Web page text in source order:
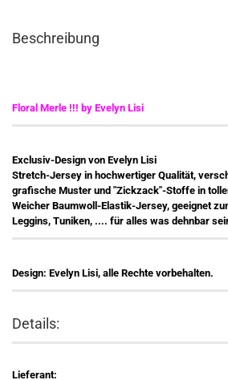
Beschreibung
Floral Merle !!! by Evelyn Lisi
Exclusiv-Design von Evelyn Lisi
Stretch-Jersey in hochwertiger Qualität,
grafische Muster und "Zickzack"-Stoffe in
Weicher Baumwoll-Elastik-Jersey, geeignet
Leggins, Tuniken, .... für alles was dehnbar
Design: Evelyn Lisi, alle Rechte vorbehalten.
Details:
Lieferant: